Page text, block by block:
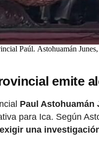
Paúl. Astohuamán
emite
Paul Astohuamán
para Ica. Según
exigir una